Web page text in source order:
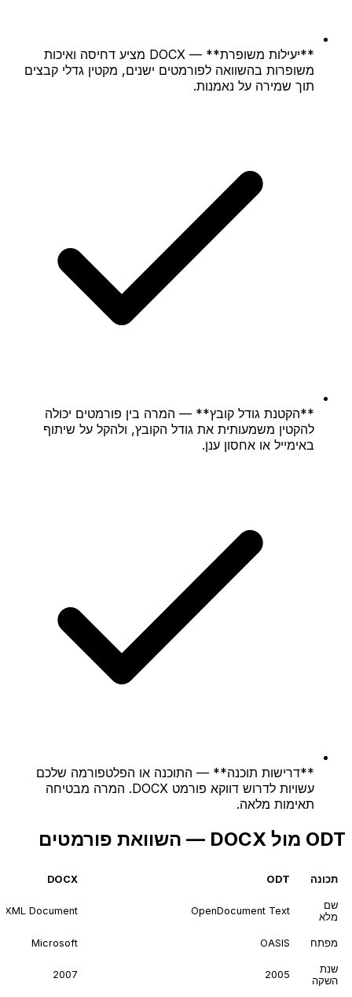
**יעילות משופרת** — DOCX מציע דחיסה ואיכות
משופרות בהשוואה לפורמטים ישנים, מקטין גדלי קבצים
תוך שמירה על נאמנות.
**הקטנת גודל קובץ** — המרה בין פורמטים יכולה
להקטין משמעותית את גודל הקובץ, ולהקל על שיתוף
באימייל או אחסון ענן.
**דרישות תוכנה** — התוכנה או הפלטפורמה שלכם
עשויות לדרוש דווקא פורמט DOCX. המרה מבטיחה
תאימות מלאה.
ODT מול DOCX — השוואת פורמטים
תכונה ODT
DOCX
שם
מלא
OpenDocument Text
Document
מפתח OASIS
Microsoft
שנת
השקה
2005
2007